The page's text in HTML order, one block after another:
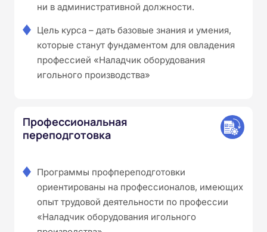
ни в административной должности.
Цель курса – дать базовые знания и умения,
которые станут фундаментом для овладения
профессией «Наладчик оборудования
игольного производства»
Профессиональная
переподготовка
Программы профпереподготовки
ориентированы на профессионалов, имеющих
опыт трудовой деятельности по профессии
«Наладчик оборудования игольного